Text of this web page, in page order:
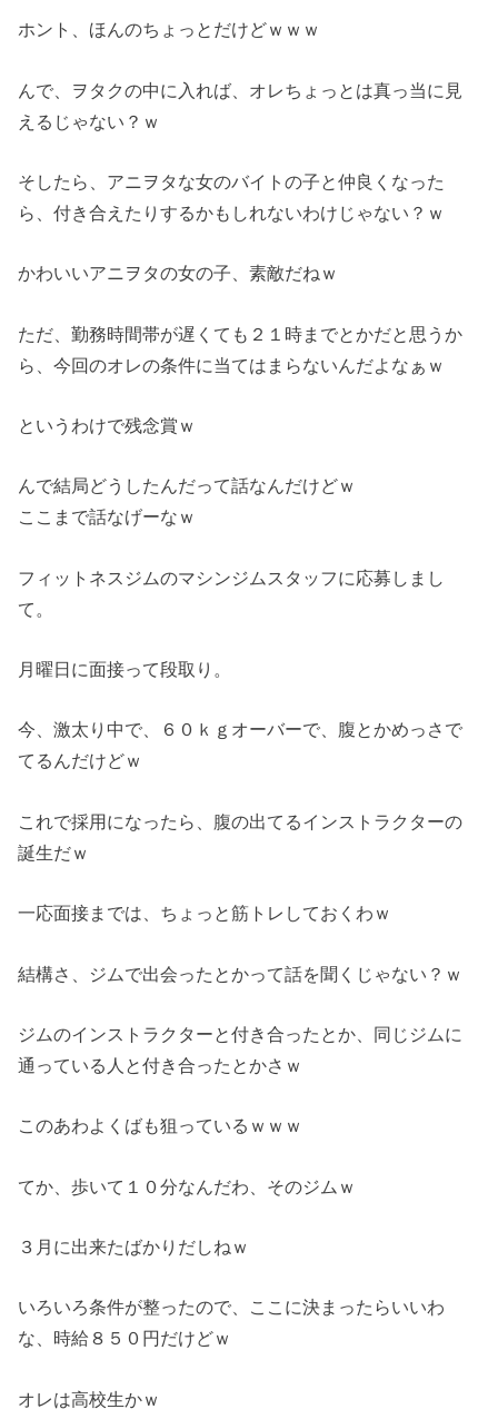
ホント、ほんのちょっとだけどｗｗｗ
んで、ヲタクの中に入れば、オレちょっとは真っ当に見
えるじゃない？ｗ
そしたら、アニヲタな女のバイトの子と仲良くなった
ら、付き合えたりするかもしれないわけじゃない？ｗ
かわいいアニヲタの女の子、素敵だねｗ
ただ、勤務時間帯が遅くても２１時までとかだと思うか
ら、今回のオレの条件に当てはまらないんだよなぁｗ
というわけで残念賞ｗ
んで結局どうしたんだって話なんだけどｗ
ここまで話なげーなｗ
フィットネスジムのマシンジムスタッフに応募しまし
て。
月曜日に面接って段取り。
今、激太り中で、６０ｋｇオーバーで、腹とかめっさで
てるんだけどｗ
これで採用になったら、腹の出てるインストラクターの
誕生だｗ
一応面接までは、ちょっと筋トレしておくわｗ
結構さ、ジムで出会ったとかって話を聞くじゃない？ｗ
ジムのインストラクターと付き合ったとか、同じジムに
通っている人と付き合ったとかさｗ
このあわよくばも狙っているｗｗｗ
てか、歩いて１０分なんだわ、そのジムｗ
３月に出来たばかりだしねｗ
いろいろ条件が整ったので、ここに決まったらいいわ
な、時給８５０円だけどｗ
オレは高校生かｗ